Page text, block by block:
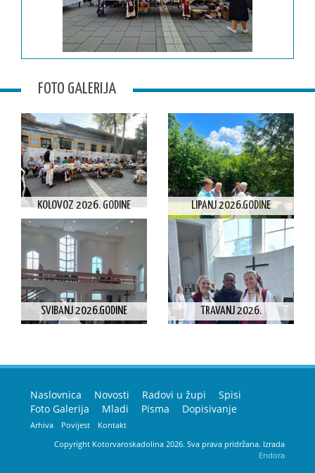
FOTO GALERIJA
KOLOVOZ 2026. GODINE LIPANJ 2026.GODINE
SVIBANJ 2026.GODINE TRAVANJ 2026.
Naslovnica Novosti Radovi u župi
Spisi
Foto Galerija
Mladi Pisma Dopisivanje
Arhiva Povijest
Kontakt
Copyright Kotorvaroskadolina 2026. Sva prava pridržana. Izrada
Endora